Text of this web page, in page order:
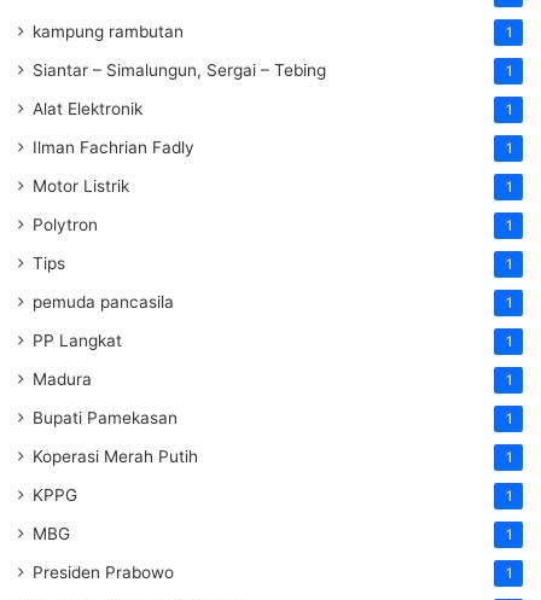
kampung rambutan 1
Siantar – Simalungun, Sergai – Tebing 1
Alat Elektronik 1
Ilman Fachrian Fadly 1
Motor Listrik 1
Polytron 1
Tips 1
pemuda pancasila 1
PP Langkat 1
Madura 1
Bupati Pamekasan 1
Koperasi Merah Putih 1
KPPG 1
MBG 1
Presiden Prabowo 1